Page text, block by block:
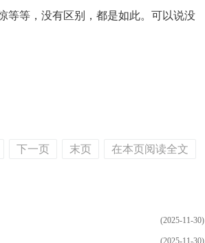
等，没有区别，都是如此。可以说没
下一页 末页 在本页阅读全文
(2025-11-30)
(2025-11-30)